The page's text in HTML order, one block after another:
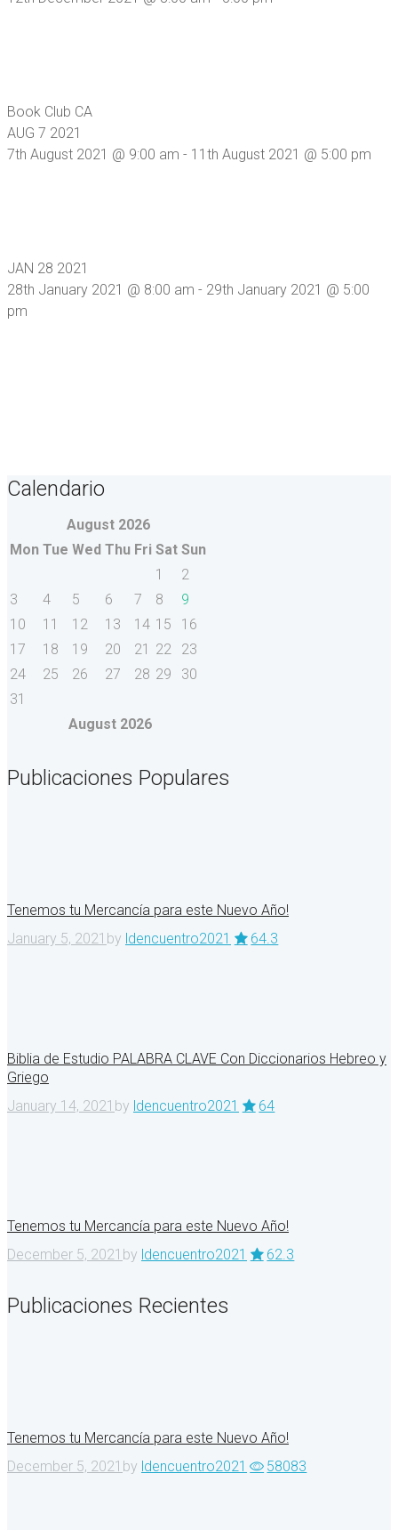
Book Club CA
AUG 7 2021
7th August 2021 @ 9:00 am - 11th August 2021 @ 5:00 pm
JAN 28 2021
28th January 2021 @ 8:00 am - 29th January 2021 @ 5:00
pm
Calendario
August 2026
Mon Tue Wed Thu Fri Sat Sun
1
2
3
4 5 6 7 8
9
10
11 12 13 14 15
16
17
18 19 20 21 22
23
24
25 26 27 28 29
30
31
August 2026
Publicaciones Populares
Tenemos tu Mercancía para este Nuevo Año!
January 5, 2021 by ldencuentro2021 64.3
Biblia de Estudio PALABRA CLAVE Con Diccionarios Hebreo y
Griego
January 14, 2021 by ldencuentro2021 64
Tenemos tu Mercancía para este Nuevo Año!
December 5, 2021 by ldencuentro2021 62.3
Publicaciones Recientes
Tenemos tu Mercancía para este Nuevo Año!
December 5, 2021 by ldencuentro2021 58083